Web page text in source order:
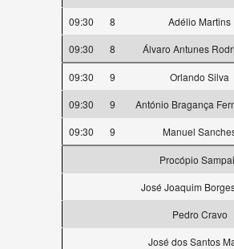
09:30
8
Adélio Martins
09:30
8 Álvaro Antunes
09:30 9
Orlando Silva
09:30
9
António Bragança
09:30
9 Manuel
Procópio
José Joaquim
Pedro Cravo
José dos Santos